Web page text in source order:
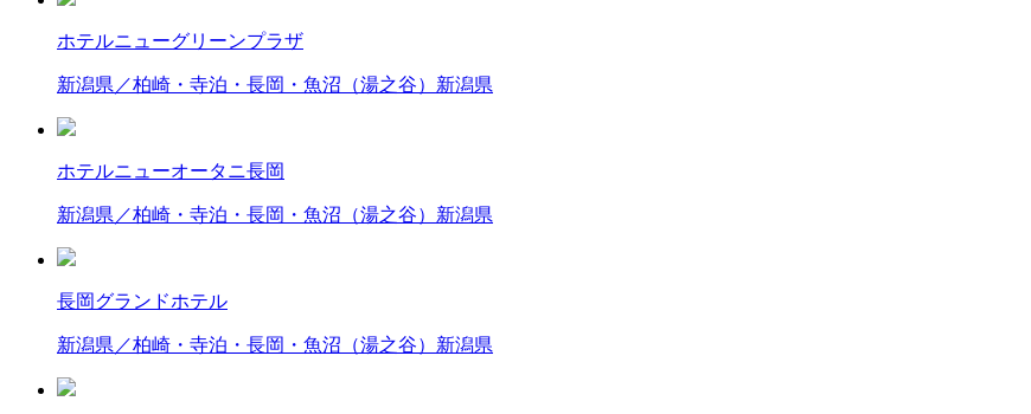
ホテルニューグリーンプラザ
新潟県／柏崎・寺泊・長岡・魚沼（湯之谷） 新潟県
ホテルニューオータニ長岡
新潟県／柏崎・寺泊・長岡・魚沼（湯之谷） 新潟県
長岡グランドホテル
新潟県／柏崎・寺泊・長岡・魚沼（湯之谷） 新潟県